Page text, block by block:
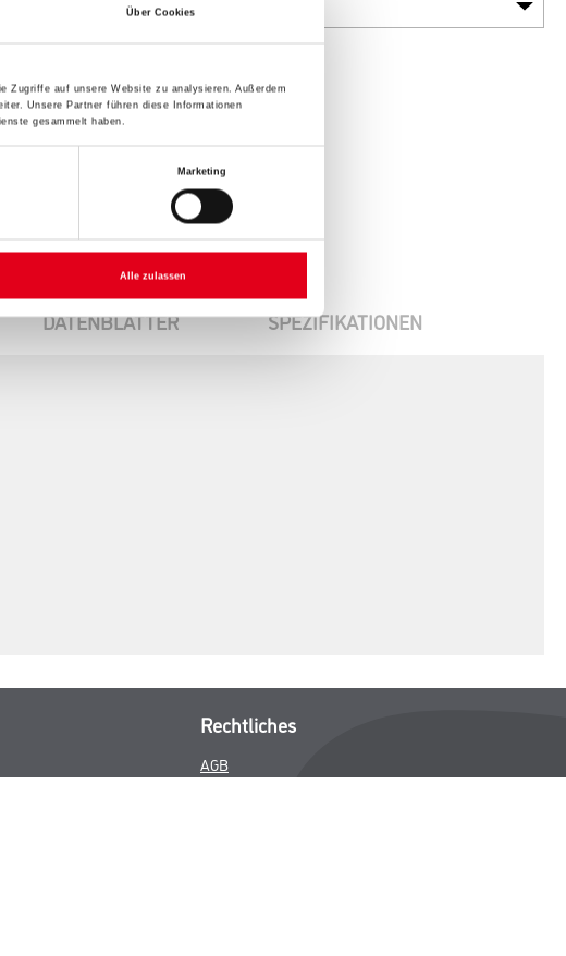
Über Cookies
Zugriffe auf unsere Website zu analysieren. Außerdem
Unsere Partner führen diese Informationen
gesammelt haben.
Marketing
Alle zulassen
DATENBLÄTTER SPEZIFIKATIONEN
Rechtliches
AGB